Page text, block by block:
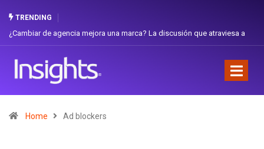
TRENDING
que atraviesa a
Gabriela Herrera y el arte de cambiarse el
Home Ad blockers